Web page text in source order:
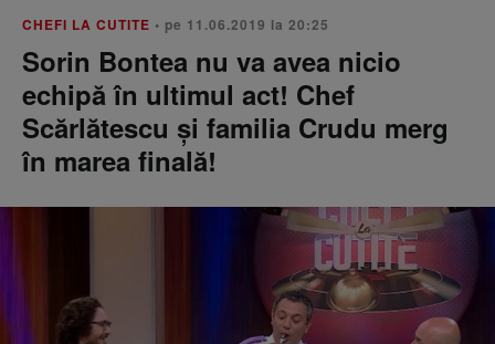
CHEFI LA CUTITE • pe 11.06.2019 la 20:25
Sorin Bontea nu va avea nicio
echipă în ultimul act! Chef
Scărlătescu şi familia Crudu merg
în marea finală!